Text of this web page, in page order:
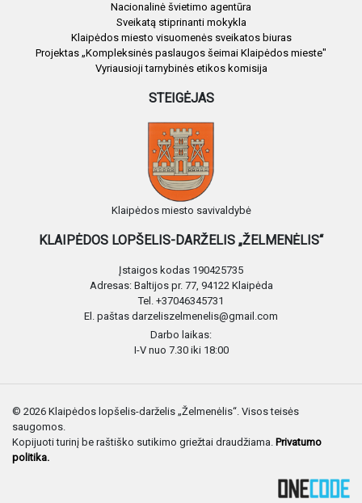
Nacionalinė švietimo agentūra
Sveikatą stiprinanti mokykla
Klaipėdos miesto visuomenės sveikatos biuras
Projektas „Kompleksinės paslaugos šeimai Klaipėdos mieste"
Vyriausioji tarnybinės etikos komisija
STEIGĖJAS
Klaipėdos miesto savivaldybė
KLAIPĖDOS LOPŠELIS-DARŽELIS „ŽELMENĖLIS“
Įstaigos kodas 190425735
Adresas: Baltijos pr. 77, 94122 Klaipėda
Tel. +37046345731
El. paštas darzeliszelmenelis@gmail.com
Darbo laikas:
I-V nuo 7.30 iki 18:00
© 2026 Klaipėdos lopšelis-darželis „Želmenėlis“. Visos teisės
saugomos.
Kopijuoti turinį be raštiško sutikimo griežtai draudžiama. Privatumo
politika.